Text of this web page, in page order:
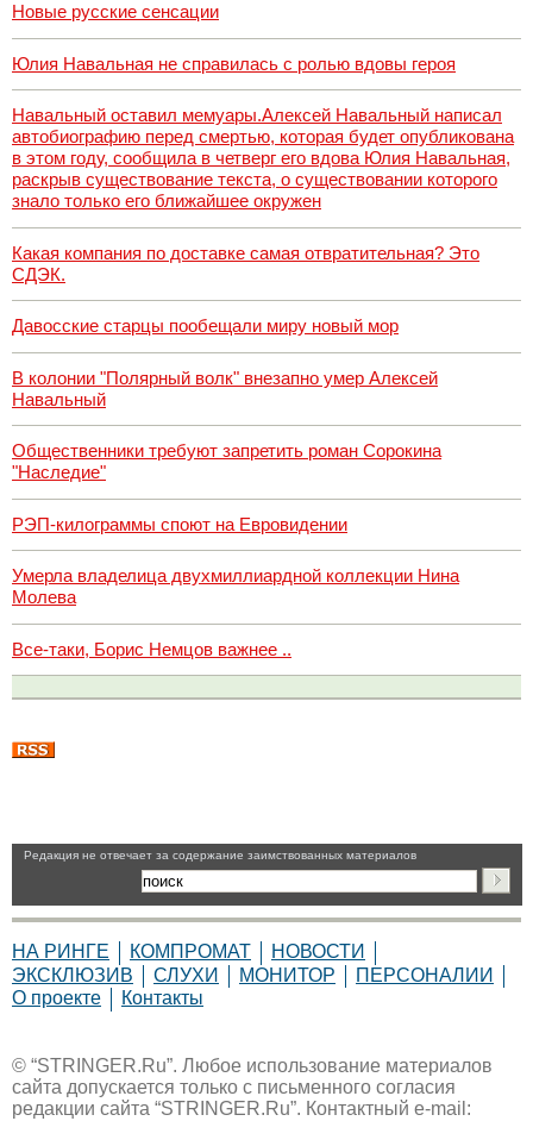
Новые русские сенсации
Юлия Навальная не справилась с ролью вдовы героя
Навальный оставил мемуары.Алексей Навальный написал
автобиографию перед смертью, которая будет опубликована
в этом году, сообщила в четверг его вдова Юлия Навальная,
раскрыв существование текста, о существовании которого
знало только его ближайшее окружен
Какая компания по доставке самая отвратительная? Это
СДЭК.
Давосские старцы пообещали миру новый мор
В колонии "Полярный волк" внезапно умер Алексей
Навальный
Общественники требуют запретить роман Сорокина
"Наследие"
РЭП-килограммы споют на Евровидении
Умерла владелица двухмиллиардной коллекции Нина
Молева
Все-таки, Борис Немцов важнее ..
Pедакция не отвечает за содержание заимствованных материалов
НА РИНГЕ КОМПРОМАТ
НОВОСТИ
ЭКСКЛЮЗИВ
СЛУХИ МОНИТОР
ПЕРСОНАЛИИ
О проекте
Контакты
© “STRINGER.Ru”. Любое использование материалов
сайта допускается только с письменного согласия
редакции сайта “STRINGER.Ru”. Контактный e-mail: